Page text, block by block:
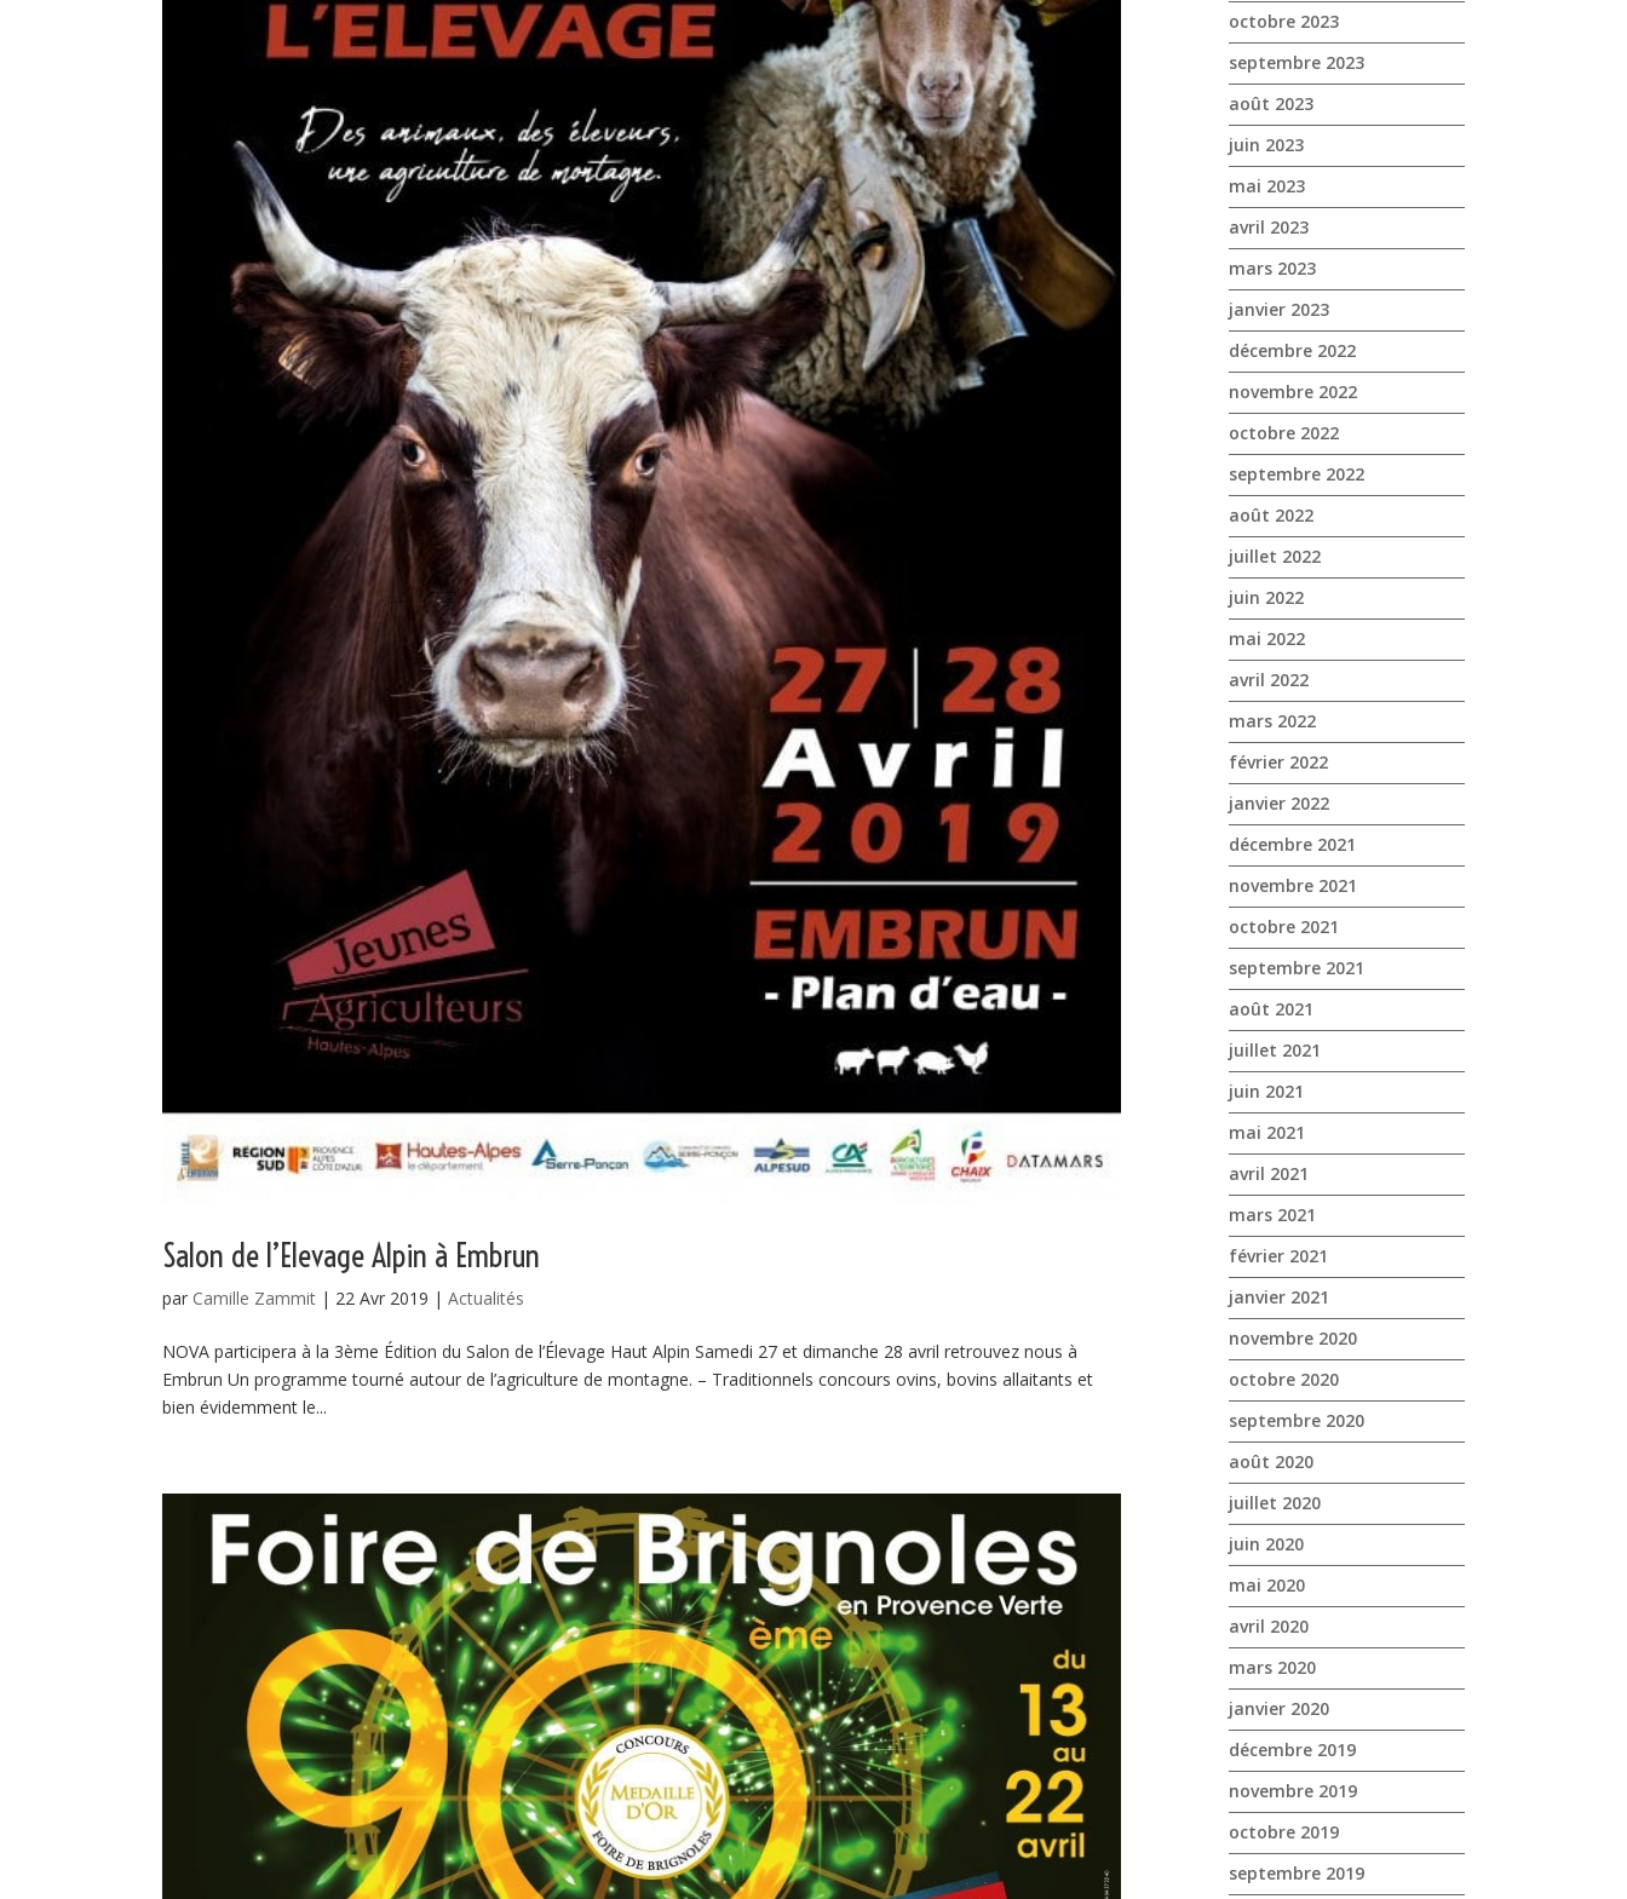
Salon de l’Elevage Alpin à Embrun
par Camille Zammit | 22 Avr 2019 |Actualités
NOVA participera à la 3ème Édition du Salon de l’Élevage Haut Alpin Samedi 27 et dimanche 28 avril retrouvez nous à
Embrun Un programme tourné autour de l’agriculture de montagne. – Traditionnels concours ovins, bovins allaitants et
bien évidemment le...
octobre 2023
septembre 2023
août 2023
juin 2023
mai 2023
avril 2023
mars 2023
janvier 2023
décembre 2022
novembre 2022
octobre 2022
septembre 2022
août 2022
juillet 2022
juin 2022
mai 2022
avril 2022
mars 2022
février 2022
janvier 2022
décembre 2021
novembre 2021
octobre 2021
septembre 2021
août 2021
juillet 2021
juin 2021
mai 2021
avril 2021
mars 2021
février 2021
janvier 2021
novembre 2020
octobre 2020
septembre 2020
août 2020
juillet 2020
juin 2020
mai 2020
avril 2020
mars 2020
janvier 2020
décembre 2019
novembre 2019
octobre 2019
septembre 2019